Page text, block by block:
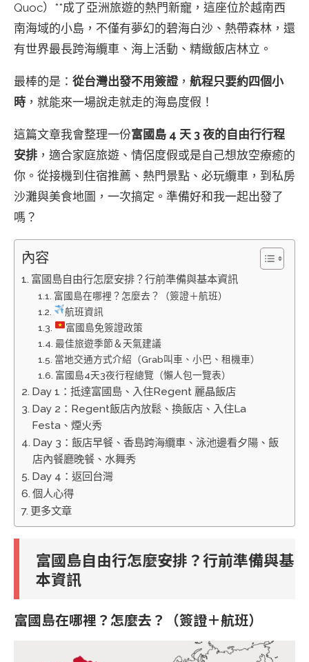
Quoc）**成了亞洲旅遊的熱門新寵，這座位於越南西
南海域的小島，不僅有夢幻的碧海白沙、熱帶森林，還
有世界最長跨海纜車、海上活動、精緻飯店林立。
最棒的是： 從台灣出發不用簽證 ， 航程只要約四個小
時 ，就能來一場說走就走的海島度假！
這篇文章我會整理一份富國島 4 天 3 夜的自由行行程
安排 ，適合家庭旅遊、情侶度假或是自己想放空療癒的
你。從接機到住宿推薦、熱門景點、必玩纜車，到私房
沙灘與美食地圖，一次搞定。準備好和我一起出發了
嗎？
內容
富國島自由行怎麼安排？行前準備與基本資訊
富國島在哪裡？怎麼去？（簽證＋航班）
航班資訊
富國島免簽證政策
最佳旅遊季節＆天氣建議
當地交通方式介紹（Grab叫車、小巴、租機車）
富國島4天3夜行程總覽（懶人包一覽表）
Day 1：抵達富國島、入住Regent 麗晶飯店
Day 2：Regent飯店內放鬆、換飯店、入住La
Festa、煙火秀
Day 3：飯店早餐、香島跨海纜車、泳池邊看夕陽、飯
店內餐廳晚餐、水舞秀
Day 4：返回台灣
個人心得
更多文章
富國島自由行怎麼安排？行前準備與基
本資訊
富國島在哪裡？怎麼去？（簽證＋航班）